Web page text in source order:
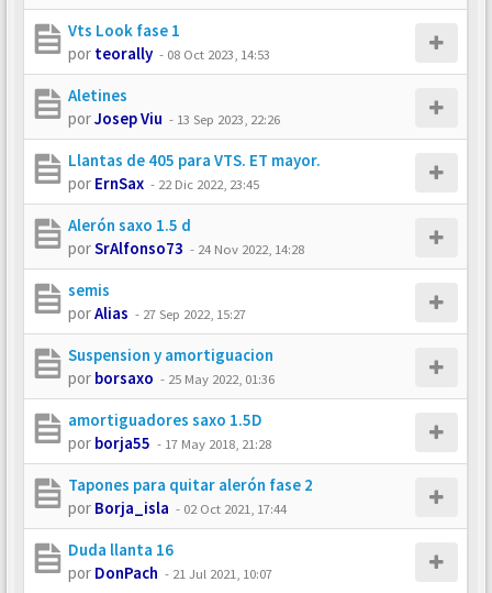
Vts Look fase 1
por teorally - 08 Oct 2023, 14:53
Aletines
porJosep Viu - 13 Sep 2023, 22:26
Llantas de 405 para VTS. ET mayor.
por ErnSax - 22 Dic 2022, 23:45
Alerón saxo 1.5 d
porSrAlfonso73 - 24 Nov 2022, 14:28
semis
porAlias - 27 Sep 2022, 15:27
Suspension y amortiguacion
por borsaxo - 25 May 2022, 01:36
amortiguadores saxo 1.5D
por borja55 - 17 May 2018, 21:28
Tapones para quitar alerón fase 2
por Borja_isla - 02 Oct 2021, 17:44
Duda llanta 16
por DonPach - 21 Jul 2021, 10:07